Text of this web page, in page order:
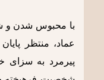
با محبوس شدن و
عماد، منتظر
پیرمرد به سزای